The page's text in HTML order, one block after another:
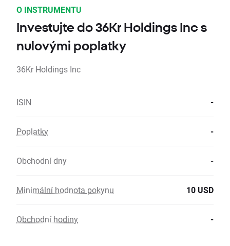
O INSTRUMENTU
Investujte do 36Kr Holdings Inc s
nulovými poplatky
36Kr Holdings Inc
ISIN -
Poplatky -
Obchodní dny -
Minimální hodnota pokynu 10 USD
Obchodní hodiny -